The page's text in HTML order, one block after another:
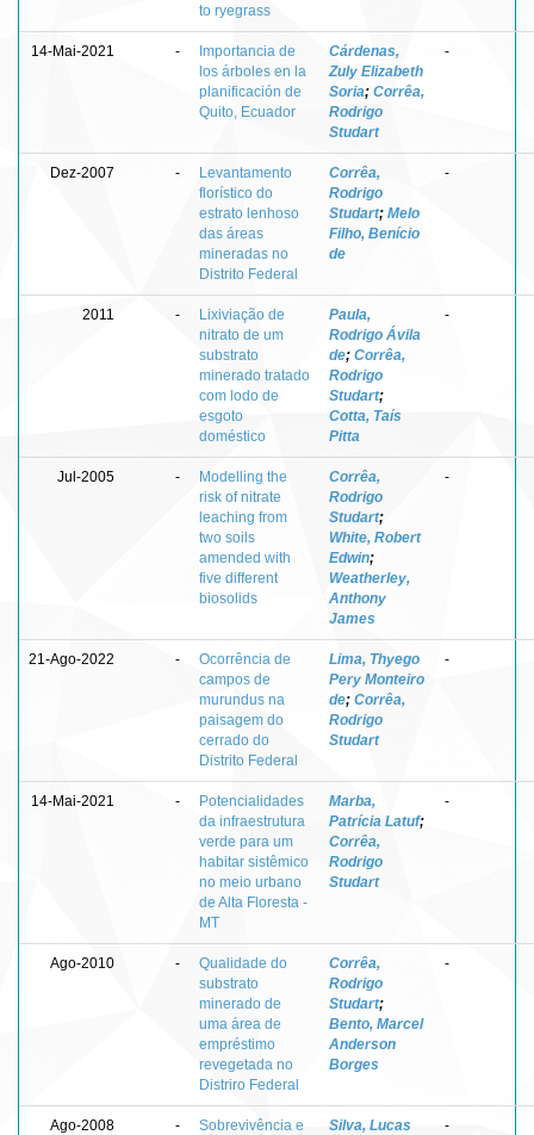
to ryegrass
14-Mai-2021 -
Importancia de
los árboles en la
planificación de
Quito, Ecuador
Cárdenas,
Zuly Elizabeth
Soria; Corrêa,
Rodrigo
Studart
-
Dez-2007 -
Levantamento
florístico do
estrato lenhoso
das áreas
mineradas no
Distrito Federal
Corrêa,
Rodrigo
Studart; Melo
Filho, Benício
de
-
2011 -
Lixiviação de
nitrato de um
substrato
minerado tratado
com lodo de
esgoto
doméstico
Paula,
Rodrigo Ávila
de; Corrêa,
Rodrigo
Studart;
Cotta, Taís
Pitta
-
Jul-2005 -
Modelling the
risk of nitrate
leaching from
two soils
amended with
five different
biosolids
Corrêa,
Rodrigo
Studart;
White, Robert
Edwin;
Weatherley,
Anthony
James
-
21-Ago-2022 -
Ocorrência de
campos de
murundus na
paisagem do
cerrado do
Distrito Federal
Lima, Thyego
Pery Monteiro
de; Corrêa,
Rodrigo
Studart
-
14-Mai-2021 -
Potencialidades
da infraestrutura
verde para um
habitar sistêmico
no meio urbano
de Alta Floresta -
MT
Marba,
Patrícia Latuf;
Corrêa,
Rodrigo
Studart
-
Ago-2010 -
Qualidade do
substrato
minerado de
uma área de
empréstimo
revegetada no
Distriro Federal
Corrêa,
Rodrigo
Studart;
Bento, Marcel
Anderson
Borges
-
Ago-2008 -
Sobrevivência e
Silva, Lucas
-